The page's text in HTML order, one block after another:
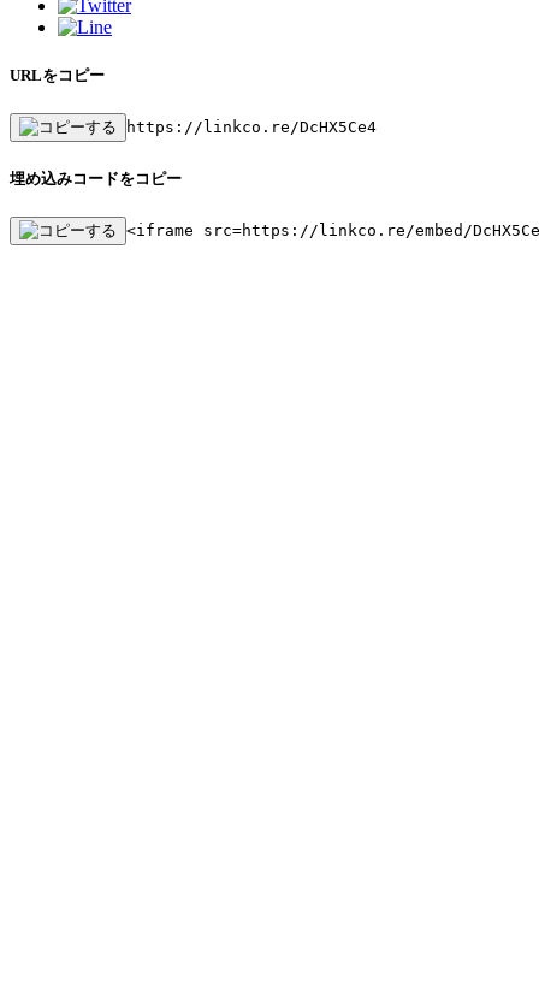
URLをコピー
https://linkco.re/DcHX5Ce4
埋め込みコードをコピー
<iframe src=https://linkco.re/embed/